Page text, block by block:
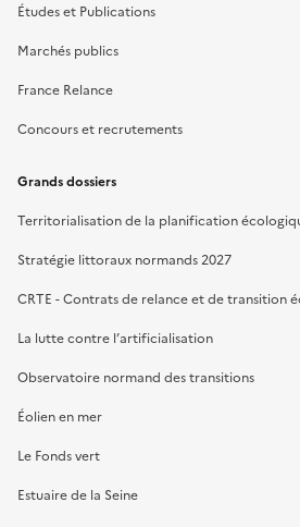
Études et Publications
Marchés publics
France Relance
Concours et recrutements
Grands dossiers
Territorialisation de la planification
Stratégie littoraux normands 2027
CRTE - Contrats de relance et de transition
La lutte contre l’artificialisation
Observatoire normand des transitions
Éolien en mer
Le Fonds vert
Estuaire de la Seine